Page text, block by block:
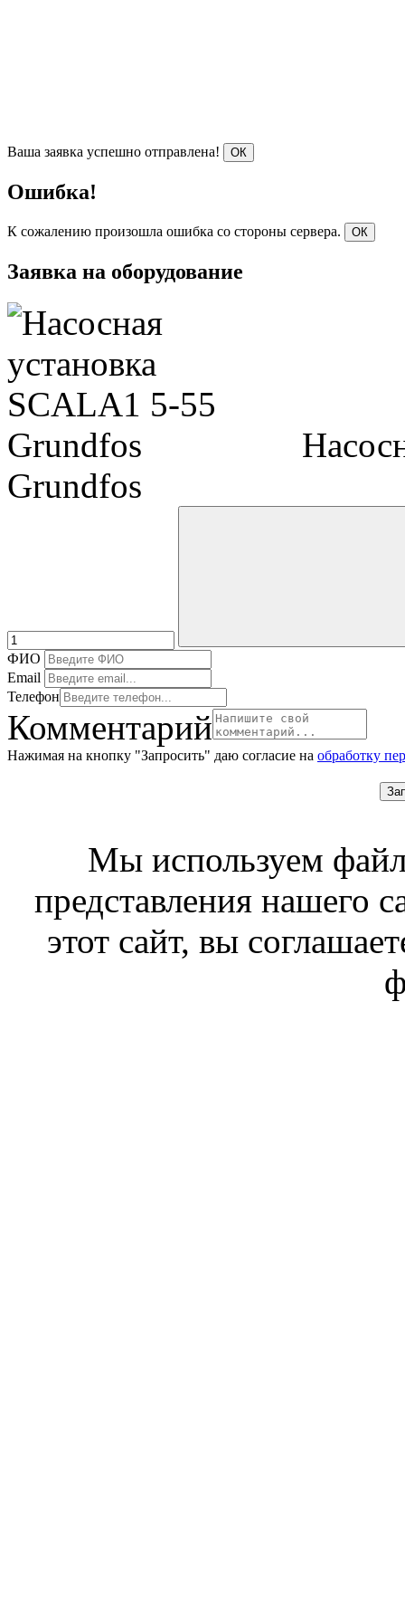
Ваша заявка успешно отправлена! ОК
Ошибка!
К сожалению произошла ошибка со стороны сервера. ОК
Заявка на оборудование
Grundfos
ФИО
Email
Телефон
Комментарий
Нажимая на кнопку "Запросить" даю согласие на обработку
Мы используем
представления нашего
этот сайт, вы